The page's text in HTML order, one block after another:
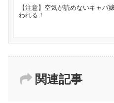
【注意】空気が読めないキャバ
われる！
関連記事